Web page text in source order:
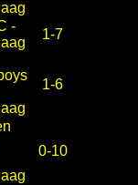
-
1-7
1-6
0-10